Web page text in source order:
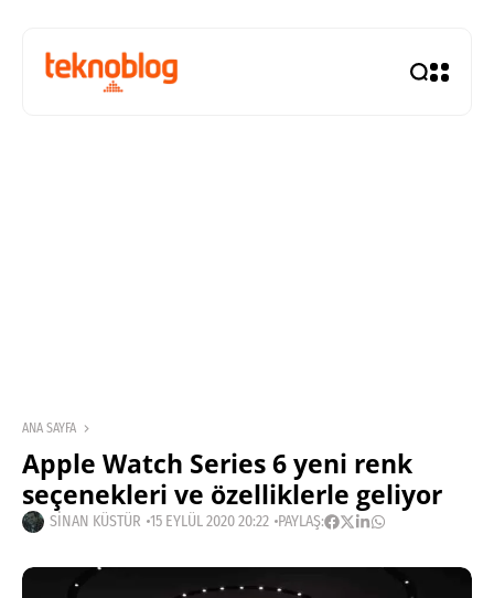
ANA SAYFA
Apple Watch Series 6 yeni renk
seçenekleri ve özelliklerle geliyor
SINAN KÜSTÜR 15 EYLÜL 2020 20:22 PAYLAŞ: